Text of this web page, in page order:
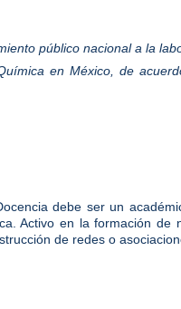
público nacional a la
en México, de
debe ser un
Activo en la formación de
de redes o